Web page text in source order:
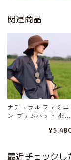
関連商品
ナチュラル フェミニ
ン ブリムハット 4col
最近チェックし